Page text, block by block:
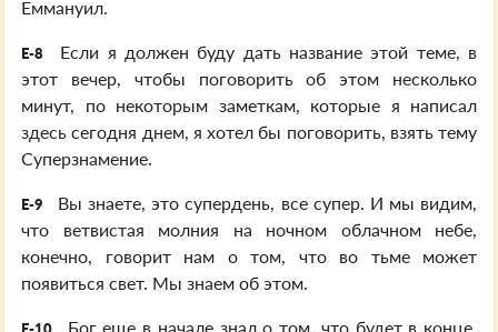
Еммануил.
E-8
Если я должен буду дать название этой теме, в
этот вечер, чтобы поговорить об этом несколько
минут, по некоторым заметкам, которые я написал
здесь сегодня днем, я хотел бы поговорить, взять тему
Суперзнамение.
E-9
Вы знаете, это супердень, все супер. И мы видим,
что ветвистая молния на ночном облачном небе,
конечно, говорит нам о том, что во тьме может
появиться свет. Мы знаем об этом.
Бог еще в начале знал о том, что будет в конце,